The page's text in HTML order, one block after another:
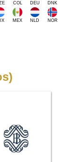
COL DEU DNK
MEX NLD NOR